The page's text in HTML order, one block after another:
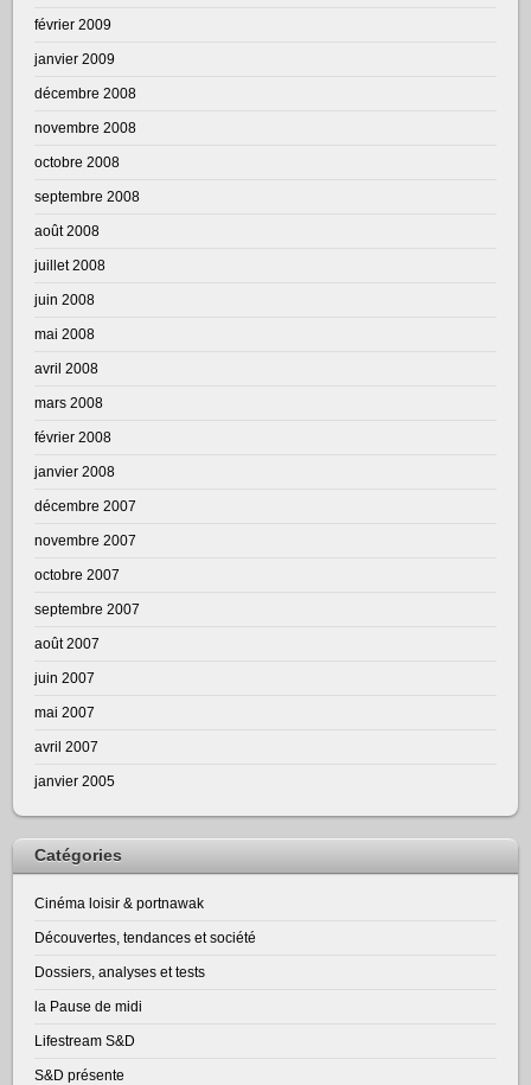
février 2009
janvier 2009
décembre 2008
novembre 2008
octobre 2008
septembre 2008
août 2008
juillet 2008
juin 2008
mai 2008
avril 2008
mars 2008
février 2008
janvier 2008
décembre 2007
novembre 2007
octobre 2007
septembre 2007
août 2007
juin 2007
mai 2007
avril 2007
janvier 2005
Catégories
Cinéma loisir & portnawak
Découvertes, tendances et société
Dossiers, analyses et tests
la Pause de midi
Lifestream S&D
S&D présente